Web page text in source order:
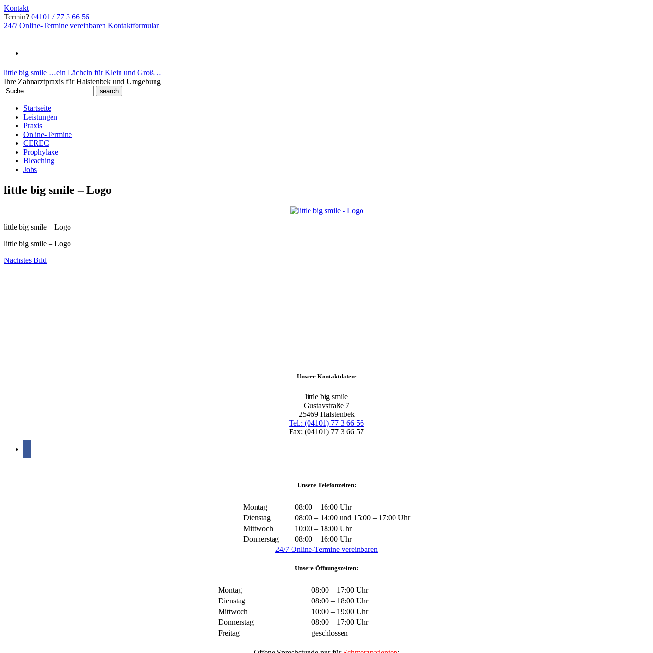
Kontakt
Termin? 04101 / 77 3 66 56
24/7 Online-Termine vereinbaren Kontaktformular
little big smile …ein Lächeln für Klein und Groß…
Ihre Zahnarztpraxis für Halstenbek und Umgebung
Search
for:
Startseite
Leistungen
Praxis
Online-Termine
CEREC
Prophylaxe
Bleaching
Jobs
little big smile – Logo
little big smile – Logo
little big smile – Logo
Nächstes Bild
Unsere Kontaktdaten:
little big smile
Gustavstraße 7
25469 Halstenbek
Tel.: (04101) 77 3 66 56
Fax: (04101) 77 3 66 57
Unsere Telefonzeiten:
Montag
08:00 – 16:00 Uhr
Dienstag
08:00 – 14:00 und 15:00 – 17:00 Uhr
Mittwoch
10:00 – 18:00 Uhr
Donnerstag
08:00 – 16:00 Uhr
24/7 Online-Termine vereinbaren
Unsere Öffnungszeiten:
Montag
08:00 – 17:00 Uhr
Dienstag
08:00 – 18:00 Uhr
Mittwoch
10:00 – 19:00 Uhr
Donnerstag
08:00 – 17:00 Uhr
Freitag
geschlossen